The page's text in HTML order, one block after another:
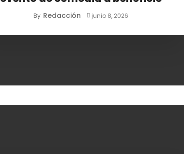
By Redacción junio 8, 2026